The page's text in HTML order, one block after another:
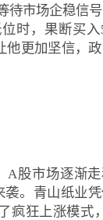
待市场企稳信
时，果断买入
他更加坚信，
A股市场逐渐
袭。青山纸业
疯狂上涨模式